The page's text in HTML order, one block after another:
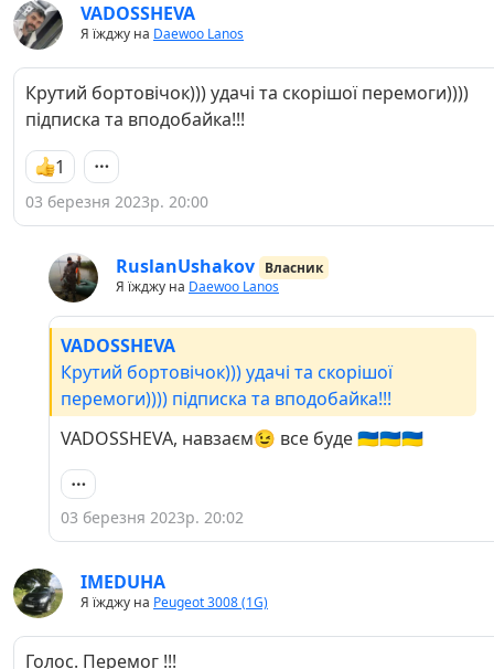
VADOSSHEVA
Я їжджу на Daewoo Lanos
Крутий бортовічок))) удачі та скорішої перемоги))))
підписка та вподобайка!!!
1
03 березня 2023р. 20:00
RuslanUshakov Власник
Я їжджу на Daewoo Lanos
VADOSSHEVA
Крутий бортовічок))) удачі та скорішої
перемоги)))) підписка та вподобайка!!!
VADOSSHEVA, навзаєм😉 все буде 🇺🇦🇺🇦🇺🇦
03 березня 2023р. 20:02
IMEDUHA
Я їжджу на Peugeot 3008 (1G)
Голос. Перемог !!!